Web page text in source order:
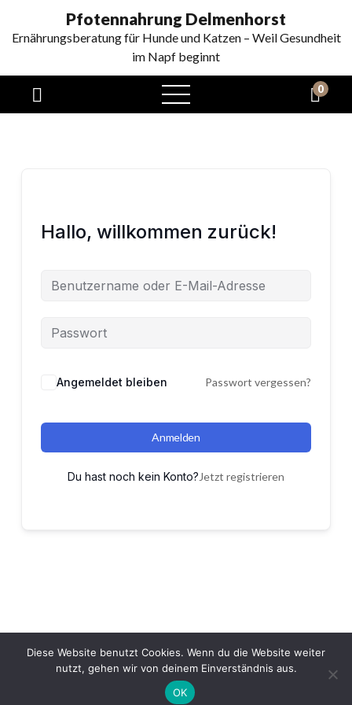
Pfotennahrung Delmenhorst
Ernährungsberatung für Hunde und Katzen – Weil Gesundheit
im Napf beginnt
0
Hallo, willkommen zurück!
Angemeldet bleiben Passwort vergessen?
Anmelden
Du hast noch kein Konto? Jetzt registrieren
Diese Website benutzt Cookies. Wenn du die Website weiter
nutzt, gehen wir von deinem Einverständnis aus.
OK